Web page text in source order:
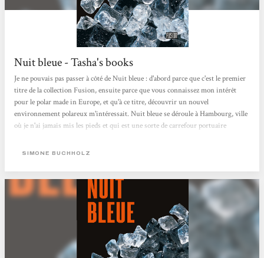
Nuit bleue - Tasha's books
Je ne pouvais pas passer à côté de Nuit bleue : d'abord parce que c'est le premier
titre de la collection Fusion, ensuite parce que vous connaissez mon intérêt
pour le polar made in Europe, et qu'à ce titre, découvrir un nouvel
environnement polareux m'intéressait. Nuit bleue se déroule à Hambourg, ville
où je n'ai jamais mis les pieds et qui est une sorte de carrefour portuaire
excelle dans les scènes portuaires, très loin des ambiances à la Simenon : là tout
SIMONE BUCHHOLZ